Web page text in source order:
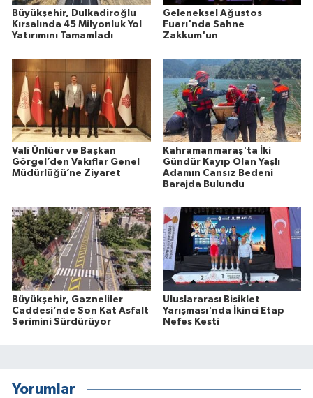
Büyükşehir, Dulkadiroğlu
Kırsalında 45 Milyonluk Yol
Yatırımını Tamamladı
Geleneksel Ağustos
Fuarı'nda Sahne
Zakkum'un
Vali Ünlüer ve Başkan
Görgel’den Vakıflar Genel
Müdürlüğü’ne Ziyaret
Kahramanmaraş'ta İki
Gündür Kayıp Olan Yaşlı
Adamın Cansız Bedeni
Barajda Bulundu
Büyükşehir, Gazneliler
Caddesi’nde Son Kat Asfalt
Serimini Sürdürüyor
Uluslararası Bisiklet
Yarışması'nda İkinci Etap
Nefes Kesti
Yorumlar